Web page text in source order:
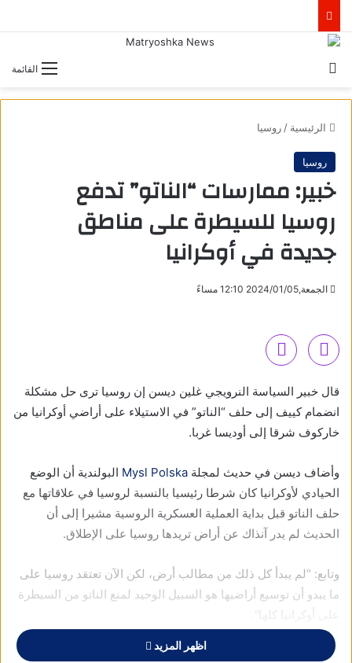
القائمة
الرئيسية / روسيا
روسيا
خبير: ممارسات “الناتو” تدفع
روسيا للسيطرة على مناطق
جديدة في أوكرانيا
الجمعة,2024/01/05 12:10 مساءً
قال خبير السياسة النرويجي غلين ديسن إن روسيا ترى حل مشكلة
انضمام كييف إلى حلف “الناتو” في الاستيلاء على أراضي أوكرانيا من
خاركوف شرقا إلى أوديسا غربا.
وأضاف ديسن في حديث لمجلة Mysl Polska البولندية أن الوضع
الحيادي لأوكرانيا كان شرطا رئيسيا بالنسبة لروسيا في علاقاتها مع
حلف الناتو قبل بداية العملية العسكرية الروسية مشيرا إلى أن
الحديث لم يدر آنذاك عن أراض تريدها روسيا على الإطلاق.
وتابع: “لم يبدأ كل ذلك من مطالب أرض، لكن الآن تعتقد روسيا على
ما يبدو أن توسيع أراضيها هو السبيل الوحيد لمنع الناتو من السيطرة
على أوكرانيا كلها”.
وأشار إلى أن وعود الأمين العام لحلف الناتو ينس ستولتنبرغ بجعل
اظهر المزيد